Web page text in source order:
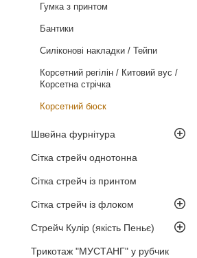
Гумка з принтом
Бантики
Силіконові накладки / Тейпи
Корсетний регілін / Китовий вус /
Корсетна стрічка
Корсетний бюск
Швейна фурнітура
Сітка стрейч однотонна
Сітка стрейч із принтом
Сітка стрейч із флоком
Стрейч Кулір (якість Пеньє)
Трикотаж "МУСТАНГ" у рубчик